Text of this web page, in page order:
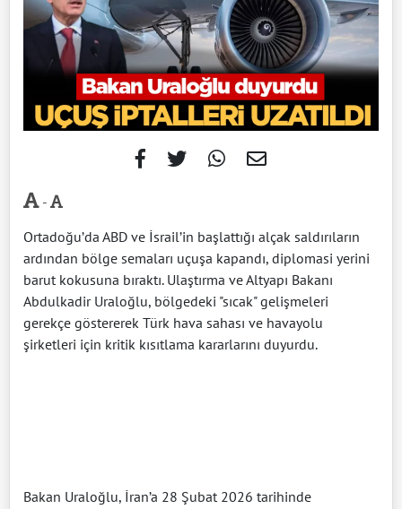
-
Ortadoğu’da ABD ve İsrail’in başlattığı alçak saldırıların
ardından bölge semaları uçuşa kapandı, diplomasi yerini
barut kokusuna bıraktı. Ulaştırma ve Altyapı Bakanı
Abdulkadir Uraloğlu, bölgedeki "sıcak" gelişmeleri
gerekçe göstererek Türk hava sahası ve havayolu
şirketleri için kritik kısıtlama kararlarını duyurdu.
Bakan Uraloğlu, İran’a 28 Şubat 2026 tarihinde